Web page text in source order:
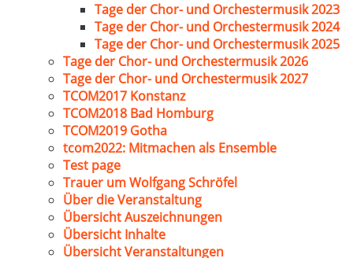
Tage der Chor- und Orchestermusik 2023
Tage der Chor- und Orchestermusik 2024
Tage der Chor- und Orchestermusik 2025
Tage der Chor- und Orchestermusik 2026
Tage der Chor- und Orchestermusik 2027
TCOM2017 Konstanz
TCOM2018 Bad Homburg
TCOM2019 Gotha
tcom2022: Mitmachen als Ensemble
Test page
Trauer um Wolfgang Schröfel
Über die Veranstaltung
Übersicht Auszeichnungen
Übersicht Inhalte
Übersicht Veranstaltungen